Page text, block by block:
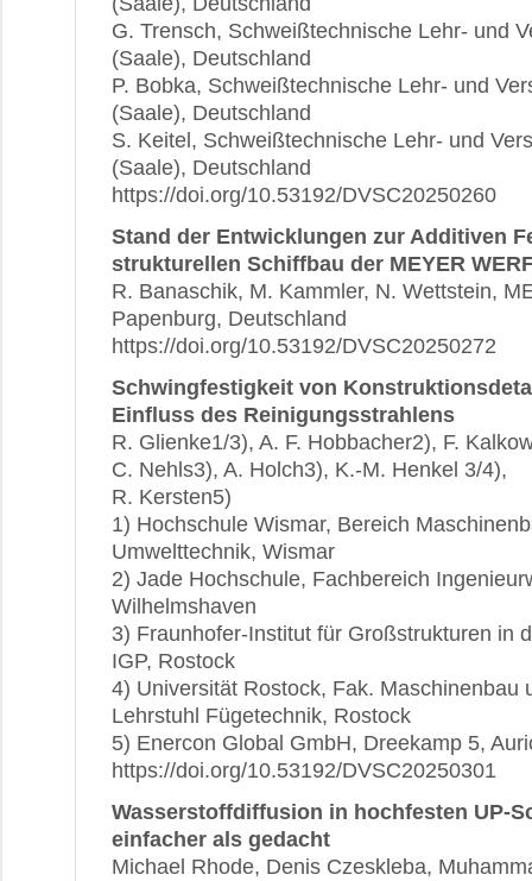
G. Trensch, Schweißtechnische Lehr- und
(Saale), Deutschland
P. Bobka, Schweißtechnische Lehr- und
(Saale), Deutschland
S. Keitel, Schweißtechnische Lehr- und
(Saale), Deutschland
https://doi.org/10.53192/DVSC20250260
Stand der Entwicklungen zur Additiven
strukturellen Schiffbau der MEYER
R. Banaschik, M. Kammler, N. Wettstein,
Papenburg, Deutschland
https://doi.org/10.53192/DVSC20250272
Schwingfestigkeit von
Einfluss des Reinigungsstrahlens
R. Glienke1/3), A. F. Hobbacher2), F.
C. Nehls3), A. Holch3), K.-M. Henkel 3/4),
R. Kersten5)
1) Hochschule Wismar, Bereich
Umwelttechnik, Wismar
2) Jade Hochschule, Fachbereich
Wilhelmshaven
3) Fraunhofer-Institut für Großstrukturen in
IGP, Rostock
4) Universität Rostock, Fak. Maschinenbau
Lehrstuhl Fügetechnik, Rostock
5) Enercon Global GmbH, Dreekamp 5,
https://doi.org/10.53192/DVSC20250301
Wasserstoffdiffusion in hochfesten UP-
einfacher als gedacht
Michael Rhode, Denis Czeskleba,